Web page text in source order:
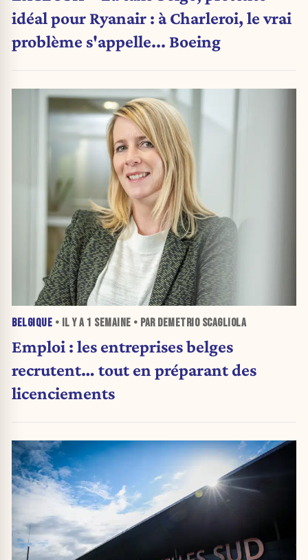
idéal pour Ryanair : à Charleroi, le vrai
problème s'appelle... Boeing
BELGIQUE • IL Y A 1 SEMAINE • PAR DEMETRIO SCAGLIOLA
Emploi : les entreprises belges
recrutent… tout en préparant des
licenciements